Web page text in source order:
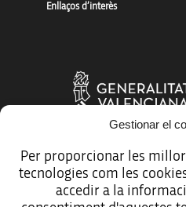
Gestionar el
Per proporcionar les
tecnologies com les
accedir a la
Enllaços d’interès
Més organismes de